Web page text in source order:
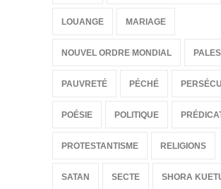
LOUANGE MARIAGE
NOUVEL ORDRE MONDIAL
PAUVRETÉ PÉCHÉ
POÉSIE POLITIQUE
PROTESTANTISME RELIGIONS
SATAN SECTE SHORA